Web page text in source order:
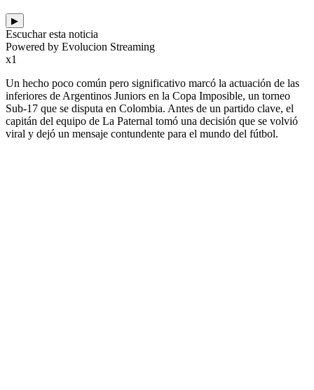
▶
Escuchar esta noticia
Powered by Evolucion Streaming
x1
Un hecho poco común pero significativo marcó la actuación de las
inferiores de Argentinos Juniors en la Copa Imposible, un torneo
Sub-17 que se disputa en Colombia. Antes de un partido clave, el
capitán del equipo de La Paternal tomó una decisión que se volvió
viral y dejó un mensaje contundente para el mundo del fútbol.